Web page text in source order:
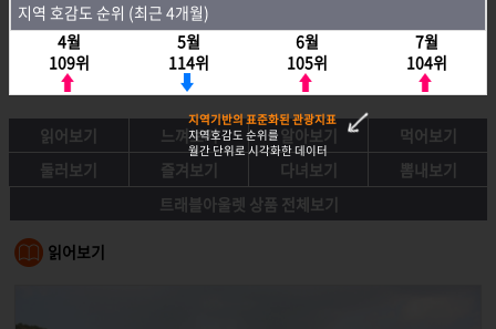
지역호감도 순위 (최근 4개월)
4월
109위
5월
114위
6월
105위
7월
104위
읽어보기 느껴보기 알아보기
먹어보기
둘러보기
즐겨보기 다녀보기
뽐내보기
트래블아울렛 상품 전체보기
읽어보기
지역 호감도 순위 (최근 4개월)
4월
109위
5월
114위
6월
105위
7월
104위
지역기반의 표준화된 관광지표
지역호감도 순위를
월간 단위로 시각화한 데이터